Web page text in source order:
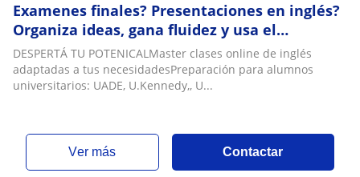
Examenes finales? Presentaciones en inglés?
Organiza ideas, gana fluidez y usa el
vocabulario académico correcto. 30 años
preparando estudiantes de profesorados,
traductorados y carreras universitarias.?
DESPERTÁ TU POTENICALMaster clases online de inglés
adaptadas a tus necesidadesPreparación para alumnos
universitarios: UADE, U.Kennedy,, U...
ver más Contactar